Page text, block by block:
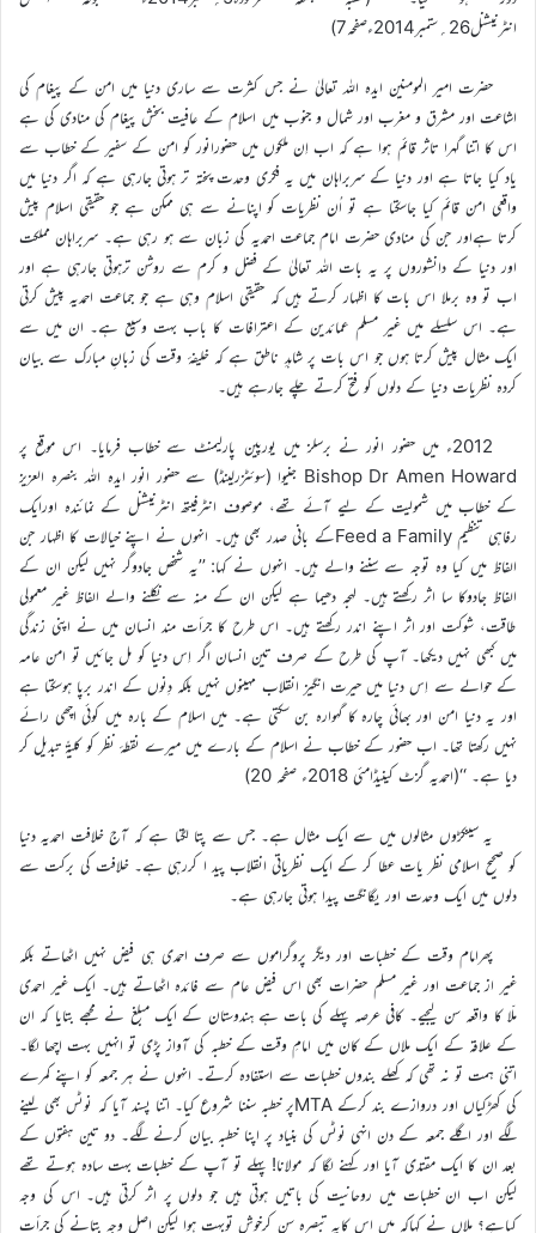
انٹرنیشنل26؍ستمبر2014ءصفحہ7)
حضرت امیر المومنین ایدہ اللہ تعالیٰ نے جس کثرت سے ساری دنیا میں امن کے پیغام کی
اشاعت اور مشرق و مغرب اور شمال و جنوب میں اسلام کے عافیت بخش پیغام کی منادی کی ہے
اس کا اتنا گہرا تاثر قائم ہوا ہے کہ اب اِن ملکوں میں حضورانور کو امن کے سفیر کے خطاب سے
یاد کیا جاتا ہے اور دنیا کے سربراہان میں یہ فکری وحدت پختہ تر ہوتی جارہی ہے کہ اگر دنیا میں
واقعی امن قائم کیا جاسکتا ہے تو اُن نظریات کو اپنانے سے ہی ممکن ہے جو حقیقی اسلام پیش
کرتا ہےاور جن کی منادی حضرت امام جماعت احمدیہ کی زبان سے ہو رہی ہے۔ سربراہان مملکت
اور دنیا کے دانشوروں پر یہ بات اللہ تعالیٰ کے فضل و کرم سے روشن ترہوتی جارہی ہے اور
اب تو وہ برملا اس بات کا اظہار کرتے ہیں کہ حقیقی اسلام وہی ہے جو جماعت احمدیہ پیش کرتی
ہے۔ اس سلسلے میں غیر مسلم عمائدین کے اعترافات کا باب بہت وسیع ہے۔ ان میں سے
ایک مثال پیش کرتا ہوں جو اس بات پر شاہدِ ناطق ہے کہ خلیفۂ وقت کی زبانِ مبارک سے بیان
کردہ نظریات دنیا کے دلوں کو فتح کرتے چلے جارہے ہیں۔
2012ء میں حضور انور نے برسلز میں یورپین پارلیمنٹ سے خطاب فرمایا۔ اس موقع پر
Bishop Dr Amen Howard جنیوا (سوئٹزرلینڈ) سے حضور انور ایدہ اللہ بنصرہ العزیز
کے خطاب میں شمولیت کے لیے آئے تھے، موصوف انٹرفیتھ انٹرنیشنل کے نمائندہ اورایک
رفاہی تنظیم Feed a Familyکے بانی صدر بھی ہیں۔ انہوں نے اپنے خیالات کا اظہار جن
الفاظ میں کیا وہ توجہ سے سننے والے ہیں۔ انہوں نے کہا: ’’یہ شخص جادوگر نہیں لیکن ان کے
الفاظ جادوکا سا اثر رکھتے ہیں۔ لہجہ دھیما ہے لیکن ان کے منہ سے نکلنے والے الفاظ غیر معمولی
طاقت، شوکت اور اثر اپنے اندر رکھتے ہیں۔ اس طرح کا جرأت مند انسان میں نے اپنی زندگی
میں کبھی نہیں دیکھا۔ آپ کی طرح کے صرف تین انسان اگر اِس دنیا کو مل جائیں تو امن عامہ
کے حوالے سے اِس دنیا میں حیرت انگیز انقلاب مہینوں نہیں بلکہ دِنوں کے اندر برپا ہوسکتا ہے
اور یہ دنیا امن اور بھائی چارہ کا گہوارہ بن سکتی ہے۔ میں اسلام کے بارہ میں کوئی اچھی رائے
نہیں رکھتا تھا۔ اب حضور کے خطاب نے اسلام کے بارے میں میرے نقطۂ نظر کو کلیۃً تبدیل کر
دیا ہے۔ ‘‘(احمدیہ گزٹ کینیڈامئی 2018ء صفحہ 20)
یہ سینکڑوں مثالوں میں سے ایک مثال ہے۔ جس سے پتا لگتا ہے کہ آج خلافت احمدیہ دنیا
کو صحیح اسلامی نظر یات عطا کر کے ایک نظریاتی انقلاب پید ا کررہی ہے۔ خلافت کی برکت سے
دلوں میں ایک وحدت اور یگانگت پیدا ہوتی جارہی ہے۔
پھرامام وقت کے خطبات اور دیگر پروگراموں سے صرف احمدی ہی فیض نہیں اٹھاتے بلکہ
غیر از جماعت اور غیر مسلم حضرات بھی اس فیض عام سے فائدہ اٹھاتے ہیں۔ ایک غیر احمدی
ملّا کا واقعہ سن لیجیے۔ کافی عرصہ پہلے کی بات ہے ہندوستان کے ایک مبلغ نے مجھے بتایا کہ ان
کے علاقہ کے ایک ملاں کے کان میں امامِ وقت کے خطبہ کی آواز پڑی تو انہیں بہت اچھا لگا۔
اتنی ہمت تو نہ تھی کہ کھلے بندوں خطبات سے استفادہ کرتے۔ انہوں نے ہر جمعہ کو اپنے کمرے
کی کھڑکیاں اور دروازے بند کرکے MTAپر خطبہ سننا شروع کیا۔ اتنا پسند آیا کہ نوٹس بھی لینے
لگے اور اگلے جمعہ کے دن انہی نوٹس کی بنیاد پر اپنا خطبہ بیان کرنے لگے۔ دو تین ہفتوں کے
بعد ان کا ایک مقتدی آیا اور کہنے لگا کہ مولانا! پہلے تو آپ کے خطبات بہت سادہ ہوتے تھے
لیکن اب ان خطبات میں روحانیت کی باتیں ہوتی ہیں جو دلوں پر اثر کرتی ہیں۔ اس کی وجہ
کیاہے؟ ملاں نے کہاکہ میں اس کایہ تبصرہ سن کرخوش توبہت ہوا لیکن اصل وجہ بتانے کی جرأت